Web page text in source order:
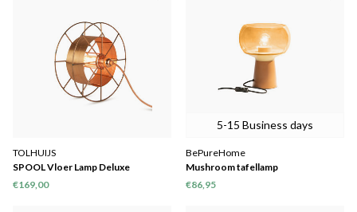
TOLHUIJS
SPOOL Vloer Lamp Deluxe
€169,00
5-15 Business days
BePureHome
Mushroom tafellamp
€86,95